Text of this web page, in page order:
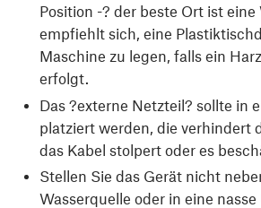
Position -? der beste Ort ist eine
empfiehlt sich, eine
Maschine zu legen, falls ein
erfolgt.
Das ?externe Netzteil? sollte in
platziert werden, die verhindert
das Kabel stolpert oder es
Stellen Sie das Gerät nicht
Wasserquelle oder in eine nasse